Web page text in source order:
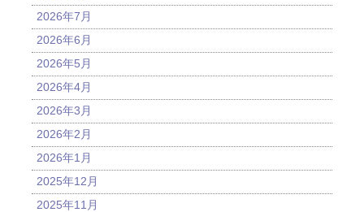
2026年7月
2026年6月
2026年5月
2026年4月
2026年3月
2026年2月
2026年1月
2025年12月
2025年11月